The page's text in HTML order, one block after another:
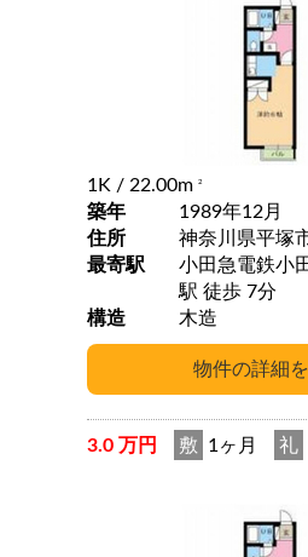
1K / 22.00m 2
築年
1989年12月
住所
神奈川県平塚
最寄駅
小田急電鉄小
駅 徒歩 7分
構造
木造
3.0 万円 敷 1ヶ月 礼